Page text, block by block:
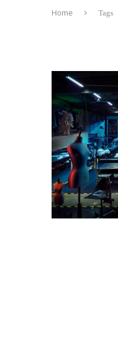
Home Tags